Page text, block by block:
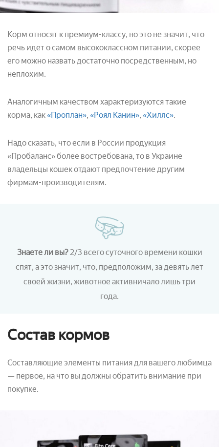
Корм относят к премиум-классу, но это не значит, что
речь идет о самом высококлассном питании, скорее
его можно назвать достаточно посредственным, но
неплохим.
Аналогичным качеством характеризуются такие
корма, как «Проплан», «Роял Канин», «Хиллс».
Надо сказать, что если в России продукция
«Пробаланс» более востребована, то в Украине
владельцы кошек отдают предпочтение другим
фирмам-производителям.
Знаете ли вы? 2/3 всего суточного времени кошки
спят, а это значит, что, предположим, за девять лет
своей жизни, животное активничало лишь три
года.
Состав кормов
Составляющие элементы питания для вашего любимца
— первое, на что вы должны обратить внимание при
покупке.